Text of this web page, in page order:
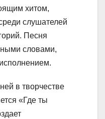
хитом,
слушателей
Песня
словами,
в творчестве
«Где ты